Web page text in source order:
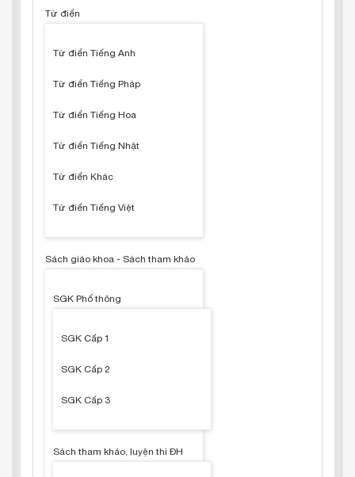
Từ điển
Từ điển Tiếng Anh
Từ điển Tiếng Pháp
Từ điển Tiếng Hoa
Từ điển Tiếng Nhật
Từ điển Khác
Từ điển Tiếng Việt
Sách giáo khoa - Sách tham khảo
SGK Phổ thông
SGK Cấp 1
SGK Cấp 2
SGK Cấp 3
Sách tham khảo, luyện thi ĐH